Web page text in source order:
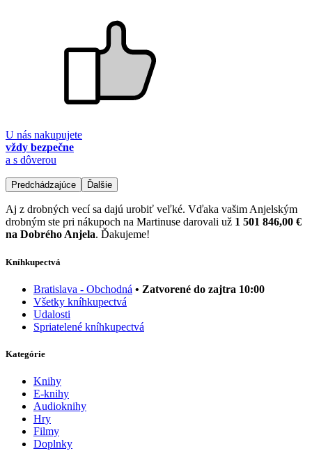
U nás nakupujete
vždy bezpečne
a s dôverou
Predchádzajúce Ďalšie
Aj z drobných vecí sa dajú urobiť veľké. Vďaka vašim Anjelským
drobným ste pri nákupoch na Martinuse darovali už 1 501 846,00 €
na Dobrého Anjela. Ďakujeme!
Kníhkupectvá
Bratislava - Obchodná • Zatvorené do zajtra 10:00
Všetky kníhkupectvá
Udalosti
Spriatelené kníhkupectvá
Kategórie
Knihy
E-knihy
Audioknihy
Hry
Filmy
Doplnky